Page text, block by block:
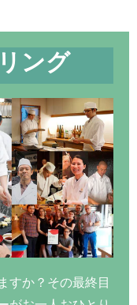
ング
すか？その最終目